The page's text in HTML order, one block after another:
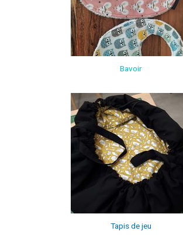
Bavoir
Tapis de jeu